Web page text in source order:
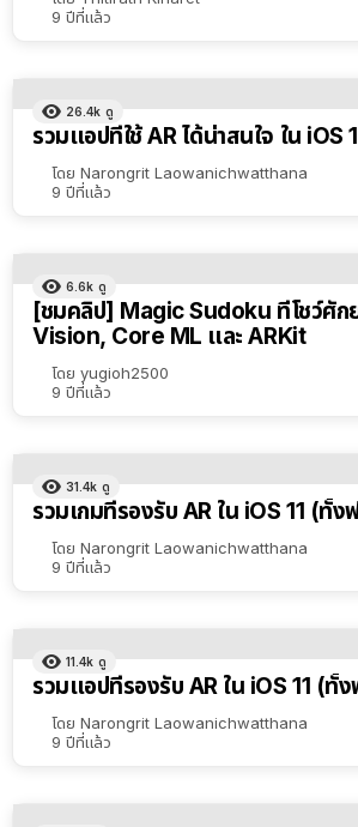
9 ปีที่แล้ว
26.4k ดู
รวมแอปที่ใช้ AR ได้น่าสนใจ ใน iOS
โดย Narongrit Laowanichwatthana
9 ปีที่แล้ว
6.6k ดู
[ชมคลิป] Magic Sudoku ที่โชว์ศัก
Vision, Core ML และ ARKit
โดย yugioh2500
9 ปีที่แล้ว
31.4k ดู
รวมเกมที่รองรับ AR ใน iOS 11 (ทั้ง
โดย Narongrit Laowanichwatthana
9 ปีที่แล้ว
11.4k ดู
รวมแอปที่รองรับ AR ใน iOS 11 (ทั้
โดย Narongrit Laowanichwatthana
9 ปีที่แล้ว